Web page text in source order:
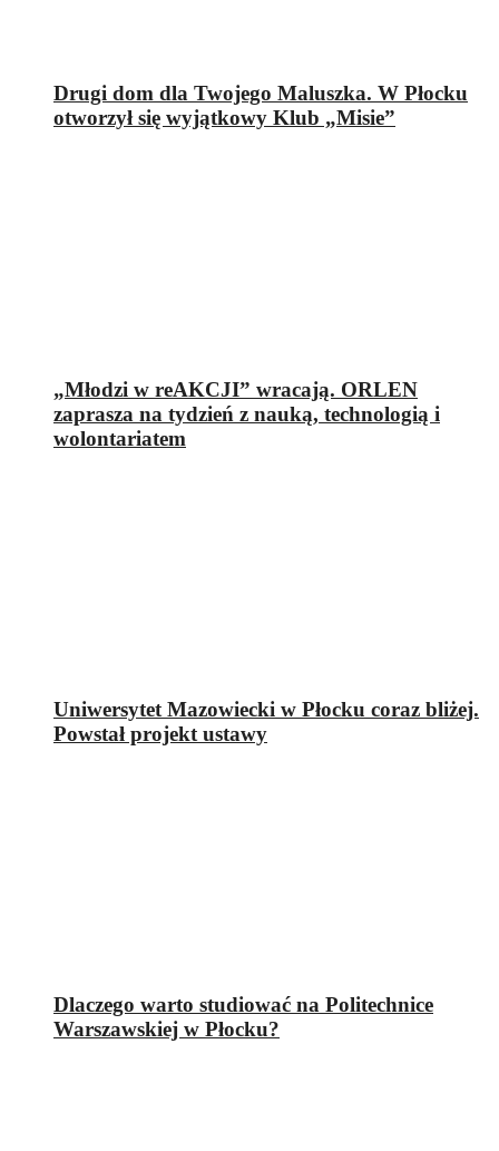
Drugi dom dla Twojego Maluszka. W Płocku
otworzył się wyjątkowy Klub „Misie”
„Młodzi w reAKCJI” wracają. ORLEN
zaprasza na tydzień z nauką, technologią i
wolontariatem
Uniwersytet Mazowiecki w Płocku coraz bliżej.
Powstał projekt ustawy
Dlaczego warto studiować na Politechnice
Warszawskiej w Płocku?